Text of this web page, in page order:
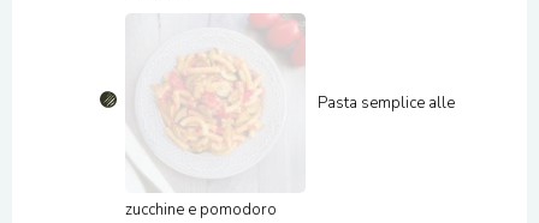
Pasta semplice alle
zucchine e pomodoro